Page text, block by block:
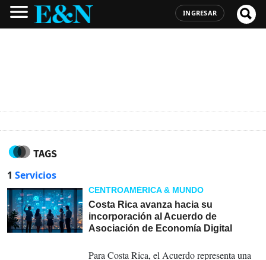
INGRESAR
TAGS
1 Servicios
CENTROAMÉRICA & MUNDO
Costa Rica avanza hacia su
incorporación al Acuerdo de
Asociación de Economía Digital
Para Costa Rica, el Acuerdo representa una